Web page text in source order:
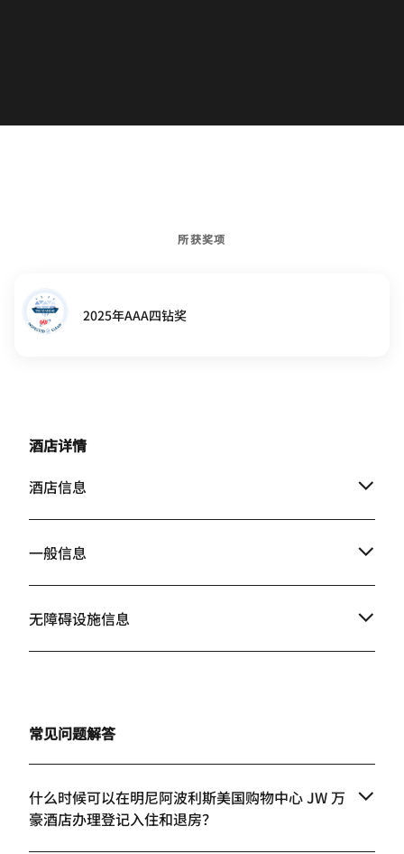
所获奖项
2025年AAA四钻奖
酒店详情
酒店信息
一般信息
无障碍设施信息
常见问题解答
什么时候可以在明尼阿波利斯美国购物中心 JW 万
豪酒店办理登记入住和退房？